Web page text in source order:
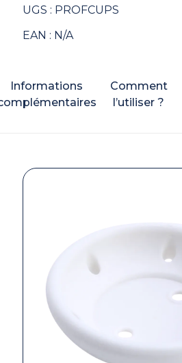
Profem
EAN : N/A
UGS : PROFCUPS
Informations
Comment
l’utiliser ?